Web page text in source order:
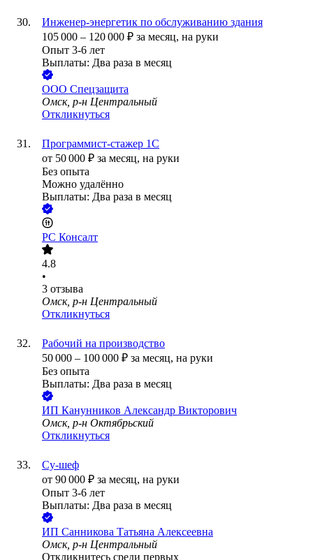
Инженер-энергетик по обслуживанию здания
105 000 – 120 000 ₽ за месяц, на руки
Опыт 3-6 лет
Выплаты: Два раза в месяц
ООО Спецзащита
Омск, р-н Центральный
Откликнуться
Программист-стажер 1С
от 50 000 ₽ за месяц, на руки
Без опыта
Можно удалённо
Выплаты: Два раза в месяц
РС Консалт
4.8
•
3 отзыва
Омск, р-н Центральный
Откликнуться
Рабочий на производство
50 000 – 100 000 ₽ за месяц, на руки
Без опыта
Выплаты: Два раза в месяц
ИП Канунников Александр Викторович
Омск, р-н Октябрьский
Откликнуться
Су-шеф
от 90 000 ₽ за месяц, на руки
Опыт 3-6 лет
Выплаты: Два раза в месяц
ИП Санникова Татьяна Алексеевна
Омск, р-н Центральный
Откликнитесь среди первых